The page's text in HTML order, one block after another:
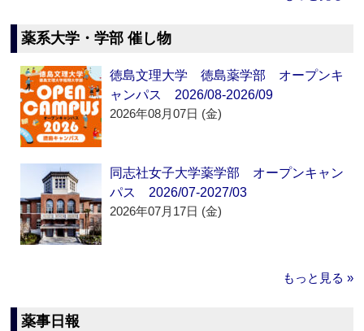
薬系大学・学部 催し物
徳島文理大学 徳島薬学部 オープンキ
ャンパス 2026/08-2026/09
2026年08月07日 (金)
同志社女子大学薬学部 オープンキャン
パス 2026/07-2027/03
2026年07月17日 (金)
もっと見る »
薬事日報